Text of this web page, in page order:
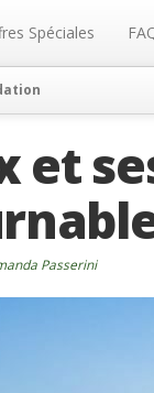
Spéciales
et
Passerini